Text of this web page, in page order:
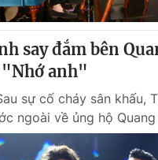
say đắm bên
anh"
sự cố cháy sân khấu,
ngoài về ủng hộ Quang